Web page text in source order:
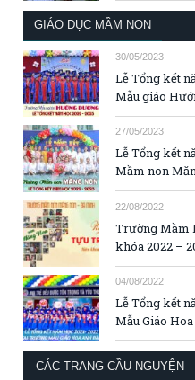
GIÁO DỤC MẦM NON
30/05/2023
Lễ Tổng kết
Mẫu giáo
27/05/2023
Lễ Tổng kết
Mầm non
22/08/2022
Trường Mầm
khóa 2022 –
04/08/2022
Lễ Tổng kết
Mẫu Giáo
CÁC TRANG CẦU NGUYỆN